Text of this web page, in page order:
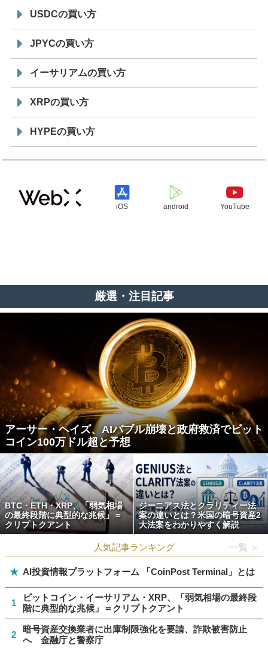
USDCの買い方
JPYCの買い方
イーサリアムの買い方
XRPの買い方
HYPEの買い方
iOS android YouTube
厳選・注目記事
アーサー・ヘイズ、AIバブル崩壊と政府救済でビット
コイン100万ドル超と予想
BTC・ETH・XRP、「弱気相場
の最終段階に典型的な兆候」＝
クリプトクアント
ジーニアス法とクラリティー法
案の違いとは？米国の暗号資産2
大法案をわかりやすく解説
人気記事ランキング 一覧 ＞
★ AI投資情報プラットフォーム 「CoinPost Terminal」とは
1
ビットコイン・イーサリアム・XRP、「弱気相場の最終段
階に典型的な兆候」＝クリプトクアント
2
暗号資産交換業者に出庫制限強化を要請、詐欺被害防止
へ 金融庁と警察庁